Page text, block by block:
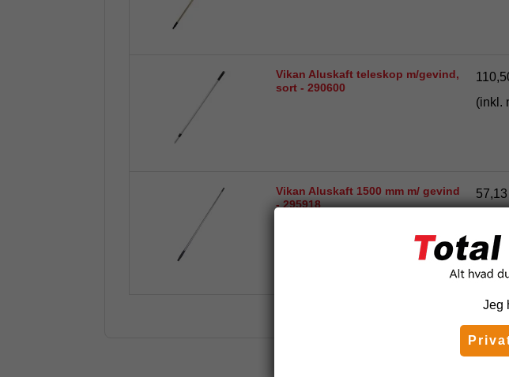
Vikan Aluskaft teleskop m/gevind,
sort - 290600
(inkl.
Vikan Aluskaft 1500 mm m/ gevind
- 295918
Jeg